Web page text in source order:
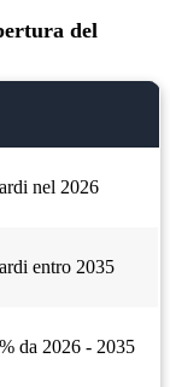
del
nel 2026
entro 2035
da 2026 - 2035